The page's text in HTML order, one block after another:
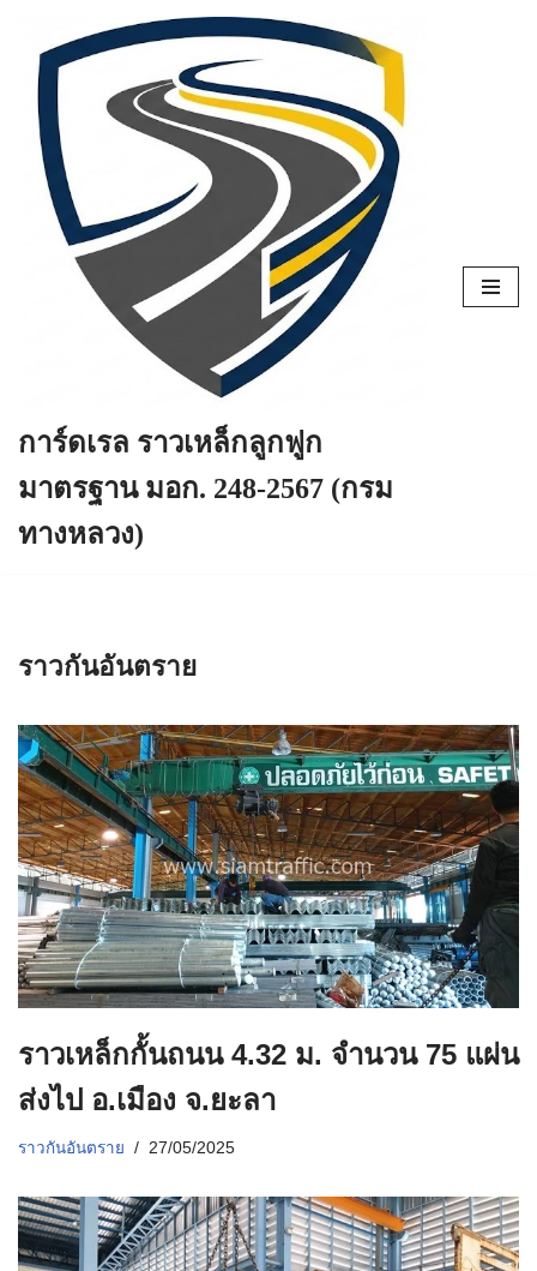
Skip
content
การ์ดเรล ราวเหล็กลูกฟูก
มาตรฐาน มอก. 248-2567 (กรม
ทางหลวง)
ราวกันอันตราย
ราวเหล็กกั้นถนน 4.32 ม. จำนวน 75 แผ่น
ส่งไป อ.เมือง จ.ยะลา
ราวกันอันตราย 27/05/2025